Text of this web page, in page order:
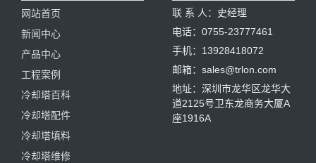
网站首页
新闻中心
产品中心
工程案例
冷却塔百科
冷却塔配件
冷却塔填料
冷却塔维修
联 系 人：史经理
电话：0755-23777461
手机：13928418072
邮箱：sales@trlon.com
地址：深圳市龙华区龙华大
道2125号卫东龙商务大厦A
座1916A